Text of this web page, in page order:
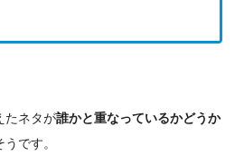
たネタが誰かと重なっているかどうか
です。